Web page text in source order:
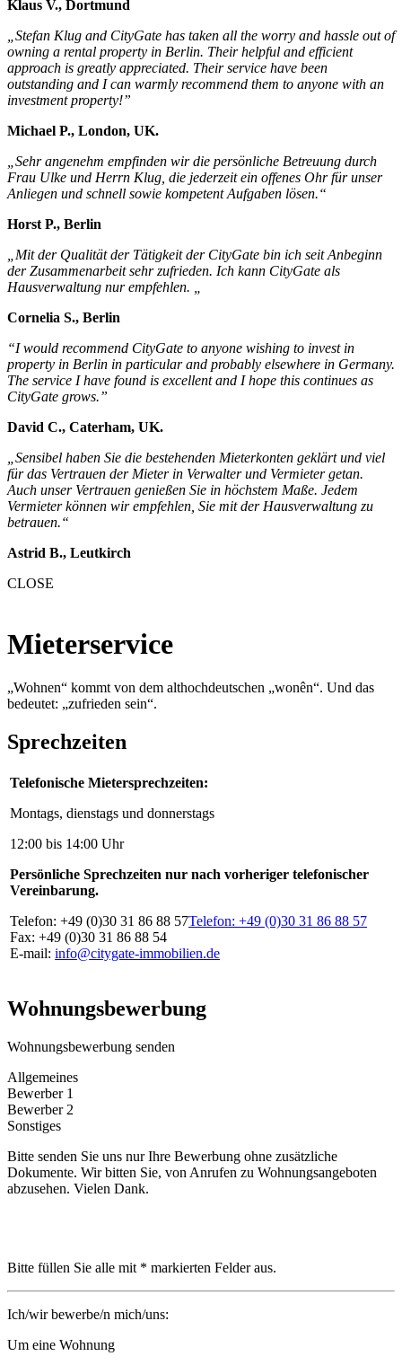
Klaus V., Dortmund
„Stefan Klug and CityGate has taken all the worry and hassle out of
owning a rental property in Berlin. Their helpful and efficient
approach is greatly appreciated. Their service have been
outstanding and I can warmly recommend them to anyone with an
investment property!”
Michael P., London, UK.
„Sehr angenehm empfinden wir die persönliche Betreuung durch
Frau Ulke und Herrn Klug, die jederzeit ein offenes Ohr für unser
Anliegen und schnell sowie kompetent Aufgaben lösen.“
Horst P., Berlin
„Mit der Qualität der Tätigkeit der CityGate bin ich seit Anbeginn
der Zusammenarbeit sehr zufrieden. Ich kann CityGate als
Hausverwaltung nur empfehlen. „
Cornelia S., Berlin
“I would recommend CityGate to anyone wishing to invest in
property in Berlin in particular and probably elsewhere in Germany.
The service I have found is excellent and I hope this continues as
CityGate grows.”
David C., Caterham, UK.
„Sensibel haben Sie die bestehenden Mieterkonten geklärt und viel
für das Vertrauen der Mieter in Verwalter und Vermieter getan.
Auch unser Vertrauen genießen Sie in höchstem Maße. Jedem
Vermieter können wir empfehlen, Sie mit der Hausverwaltung zu
betrauen.“
Astrid B., Leutkirch
CLOSE
Mieterservice
„Wohnen“ kommt von dem althochdeutschen „wonên“. Und das
bedeutet: „zufrieden sein“.
Sprechzeiten
Telefonische Mietersprechzeiten:
Montags, dienstags und donnerstags
12:00 bis 14:00 Uhr
Persönliche Sprechzeiten nur nach vorheriger telefonischer
Vereinbarung.
Telefon: +49 (0)30 31 86 88 57Telefon: +49 (0)30 31 86 88 57
Fax: +49 (0)30 31 86 88 54
E-mail: info@citygate-immobilien.de
Wohnungsbewerbung
Wohnungsbewerbung senden
Allgemeines
Bewerber 1
Bewerber 2
Sonstiges
Bitte senden Sie uns nur Ihre Bewerbung ohne zusätzliche
Dokumente. Wir bitten Sie, von Anrufen zu Wohnungsangeboten
abzusehen. Vielen Dank.
Bitte füllen Sie alle mit * markierten Felder aus.
Ich/wir bewerbe/n mich/uns:
Um eine Wohnung